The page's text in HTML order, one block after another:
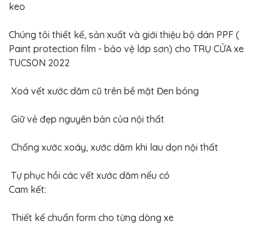
TÔ
KIỆN
XE
CAO
CẤP
CHƠI
NGHỆ
keo
Chúng tôi thiết kế, sản xuất và giới thiệu bộ dán PPF (
Paint protection film - bảo vệ lớp sơn) cho TRỤ CỬA xe
TUCSON 2022
Xoá vết xước dăm cũ trên bề mặt Đen bóng
Giữ vẻ đẹp nguyên bản của nội thất
Chống xước xoáy, xước dăm khi lau dọn nội thất
Tự phục hồi các vết xước dăm nếu có
Cam kết:
Thiết kế chuẩn form cho từng dòng xe